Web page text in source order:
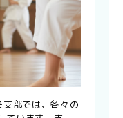
部では、各々の